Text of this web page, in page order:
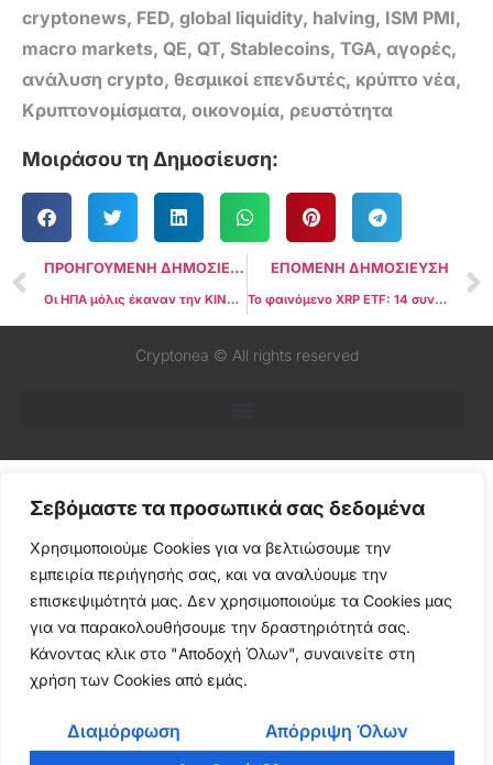
Σεβόμαστε τα προσωπικά σας δεδομένα
Χρησιμοποιούμε Cookies για να βελτιώσουμε την
εμπειρία περιήγησής σας, και να αναλύουμε την
επισκεψιμότητά μας. Δεν χρησιμοποιούμε τα Cookies μας
για να παρακολουθήσουμε την δραστηριότητά σας.
Κάνοντας κλικ στο "Αποδοχή Όλων", συναινείτε στη
χρήση των Cookies από εμάς.
Διαμόρφωση
Απόρριψη Όλων
cryptonews, FED, global liquidity, halving, ISM PMI,
macro markets, QE, QT, Stablecoins, TGA, αγορές,
ανάλυση crypto, θεσμικοί επενδυτές, κρύπτο νέα,
Κρυπτονομίσματα, οικονομία, ρευστότητα
Μοιράσου τη Δημοσίευση:
ΠΡΟΗΓΟΥΜΕΝΗ ΔΗΜΟΣΙΕΥΣΗ
Οι ΗΠΑ μόλις έκαναν την ΚΙΝΗΣΗ-ΣΟΚ: Ξεκίνησε η πρώτη 100% ρυθμιζόμενη spot αγορά crypto – Αλλάζει όλο το παιχνίδι παγκοσμίως
ΕΠΟΜΕΝΗ ΔΗΜΟΣΙΕΥΣΗ
Το φαινόμενο XRP ETF: 14 συνεχόμενες μέρες εισροών, κανένα outflow και η Wall Street «φορτώνει» σαν να ξέρει κάτι!
Cryptonea © All rights reserved